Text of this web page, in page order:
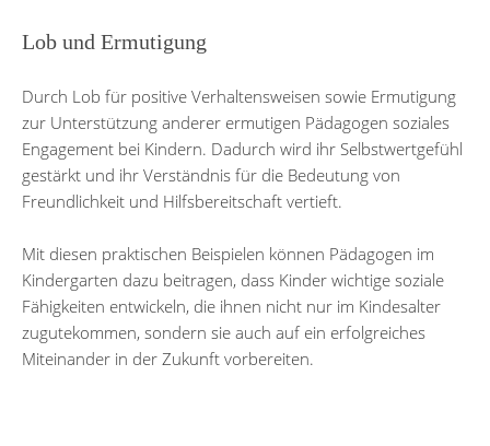
Lob und Ermutigung
Durch Lob für positive Verhaltensweisen sowie Ermutigung
zur Unterstützung anderer ermutigen Pädagogen soziales
Engagement bei Kindern. Dadurch wird ihr Selbstwertgefühl
gestärkt und ihr Verständnis für die Bedeutung von
Freundlichkeit und Hilfsbereitschaft vertieft.
Mit diesen praktischen Beispielen können Pädagogen im
Kindergarten dazu beitragen, dass Kinder wichtige soziale
Fähigkeiten entwickeln, die ihnen nicht nur im Kindesalter
zugutekommen, sondern sie auch auf ein erfolgreiches
Miteinander in der Zukunft vorbereiten.